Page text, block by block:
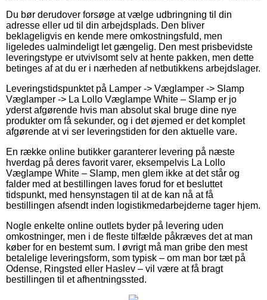
Du bør derudover forsøge at vælge udbringning til din
adresse eller ud til din arbejdsplads. Den bliver
beklageligvis en kende mere omkostningsfuld, men
ligeledes ualmindeligt let gængelig. Den mest prisbevidste
leveringstype er utvivlsomt selv at hente pakken, men dette
betinges af at du er i nærheden af netbutikkens arbejdslager.
Leveringstidspunktet på Lamper -> Væglamper -> Slamp
Væglamper -> La Lollo Væglampe White – Slamp er jo
yderst afgørende hvis man absolut skal bruge dine nye
produkter om få sekunder, og i det øjemed er det komplet
afgørende at vi ser leveringstiden for den aktuelle vare.
En række online butikker garanterer levering på næste
hverdag på deres favorit varer, eksempelvis La Lollo
Væglampe White – Slamp, men glem ikke at det står og
falder med at bestillingen laves forud for et besluttet
tidspunkt, med hensynstagen til at de kan nå at få
bestillingen afsendt inden logistikmedarbejderne tager hjem.
Nogle enkelte online outlets byder på levering uden
omkostninger, men i de fleste tilfælde påkræves det at man
køber for en bestemt sum. I øvrigt må man gribe den mest
betalelige leveringsform, som typisk – om man bor tæt på
Odense, Ringsted eller Haslev – vil være at få bragt
bestillingen til et afhentningssted.